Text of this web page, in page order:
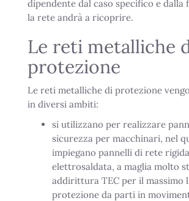
dipendente dal caso specifico e dalla
la rete andrà a ricoprire.
Le reti metalliche
protezione
Le reti metalliche di protezione
in diversi ambiti:
si utilizzano per realizzare
sicurezza per macchinari, nel
impiegano pannelli di rete
elettrosaldata, a maglia molto
addirittura TEC per il massimo
protezione da parti in